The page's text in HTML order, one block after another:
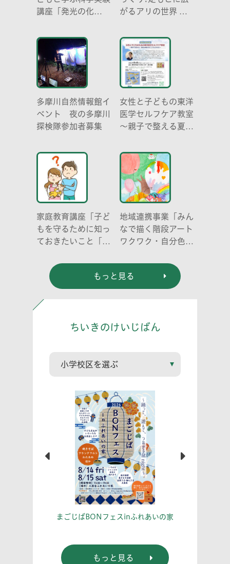
講座「発光の化
い光-」
がるアリの世界 ア
成り立ち、生態系に
おける役割」
多摩川自然情報館イ
ベント 夜の多摩川
探検隊参加者募集
女性と子どもの東洋
医学セルフケア教室
～親子で整える夏休
らだ～
家庭教育講座「子ど
もを守るために知っ
ておきたいこと「プ
どう伝える? (幼児
編)」
地域連携事業「みん
なで描く階段アート
ワクワク・自分色の
もっと見る
ちいきのけいじばん
まごじばBONフェスinふれあいの家
もっと見る